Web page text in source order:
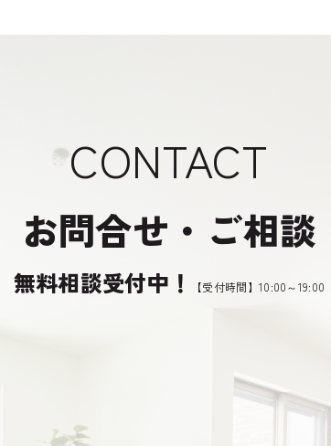
CONTACT
お問合せ・ご相談
無料相談受付中！ 【受付時間】10:00～19:00